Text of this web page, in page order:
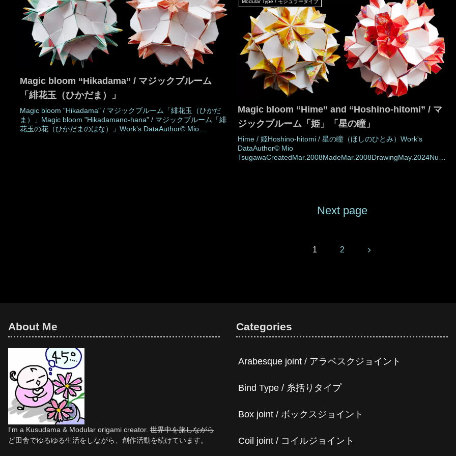
Magic bloom “Hikadama” / マジックブルーム
「緋花玉（ひかだま）」
Magic bloom "Hikadama" / マジックブルーム「緋花玉（ひかだ
ま）」Magic bloom "Hikadamano-hana" / マジックブルーム「緋
花玉の花（ひかだまのはな）」Work's DataAuthor© Mio
Magic bloom “Hime” and “Hoshino-hitomi” / マ
ジックブルーム「姫」「星の瞳」
Hime / 姫Hoshino-hitomi / 星の瞳（ほしのひとみ）Work's
DataAuthor© Mio
TsugawaCreatedMar.2008MadeMar.2008DrawingMay.2024Num
Next page
1 2 Next
About Me
I'm a Kusudama & Modular origami creator. 世界中を旅しながら
ど田舎でゆるゆる生活をしながら、創作活動を続けています。
Categories
Arabesque joint / アラベスクジョイント
Bind Type / 糸括りタイプ
Box joint / ボックスジョイント
Coil joint / コイルジョイント